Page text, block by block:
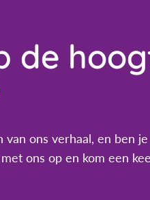
de
van ons verhaal, en ben
ons op en kom een